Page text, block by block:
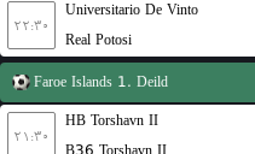
۲۲:۳۰
Universitario De Vinto
Real Potosi
Faroe Islands 1. Deild
۲۱:۳۰
HB Torshavn II
B36 Torshavn II